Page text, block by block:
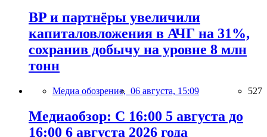
BP и партнёры увеличили
капиталовложения в АЧГ на 31%,
сохранив добычу на уровне 8 млн
тонн
Медиа обозрение, 06 августа, 15:09 527
Медиаобзор: С 16:00 5 августа до
16:00 6 августа 2026 года